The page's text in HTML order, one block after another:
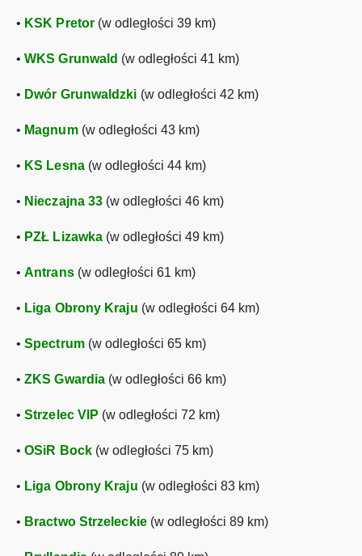
• KSK Pretor (w odległości 39 km)
• WKS Grunwald (w odległości 41 km)
• Dwór Grunwaldzki (w odległości 42 km)
• Magnum(w odległości 43 km)
• KS Lesna(w odległości 44 km)
• Nieczajna 33 (w odległości 46 km)
• PZŁ Lizawka (w odległości 49 km)
• Antrans(w odległości 61 km)
• Liga Obrony Kraju (w odległości 64 km)
• Spectrum(w odległości 65 km)
• ZKS Gwardia (w odległości 66 km)
• Strzelec VIP (w odległości 72 km)
• OSiR Bock(w odległości 75 km)
• Liga Obrony Kraju (w odległości 83 km)
• Bractwo Strzeleckie(w odległości 89 km)